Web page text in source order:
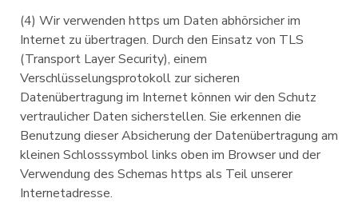
(4) Wir verwenden https um Daten abhörsicher im
Internet zu übertragen. Durch den Einsatz von TLS
(Transport Layer Security), einem
Verschlüsselungsprotokoll zur sicheren
Datenübertragung im Internet können wir den Schutz
vertraulicher Daten sicherstellen. Sie erkennen die
Benutzung dieser Absicherung der Datenübertragung am
kleinen Schlosssymbol links oben im Browser und der
Verwendung des Schemas https als Teil unserer
Internetadresse.